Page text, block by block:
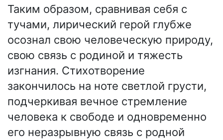
Таким образом, сравнивая себя с
тучами, лирический герой глубже
осознал свою человеческую природу,
свою связь с родиной и тяжесть
изгнания. Стихотворение
закончилось на ноте светлой грусти,
подчеркивая вечное стремление
человека к свободе и одновременно
его неразрывную связь с родной